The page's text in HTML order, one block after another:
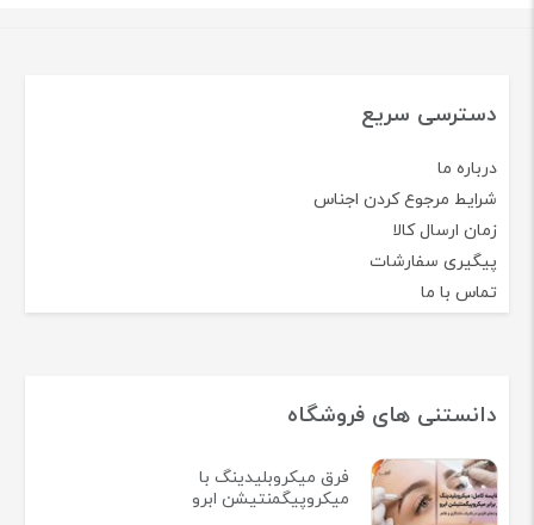
دسترسی سریع
درباره ما
شرایط مرجوع کردن اجناس
زمان ارسال کالا
پیگیری سفارشات
تماس با ما
دانستنی های فروشگاه
فرق میکروبلیدینگ با
میکروپیگمنتیشن ابرو